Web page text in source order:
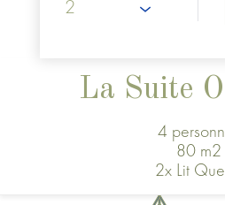
La Suite
4
80 m2
2x Lit